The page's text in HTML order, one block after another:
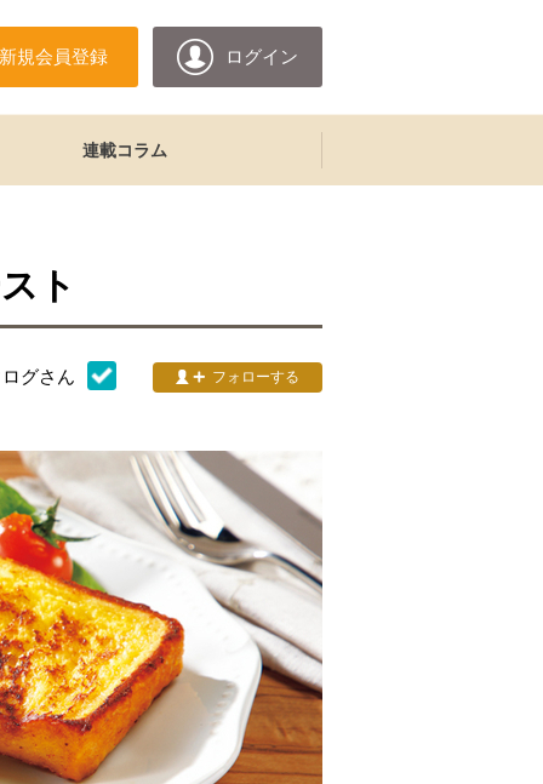
新規会員登録 ログイン
連載コラム
ト
グさん フォローする